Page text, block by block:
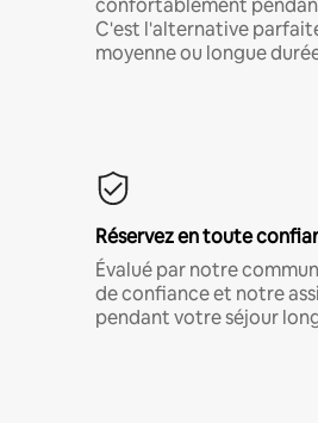
C'est l'alternative
moyenne ou longue
Réservez en toute
Évalué par notre
de confiance et notre
pendant votre séjour